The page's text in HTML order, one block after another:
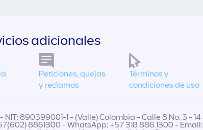
adicionales
Peticiones, quejas
y reclamos
Términos y
condiciones de uso
890399001-1 - (Valle) Colombia - Calle 8 No. 3 - 14
8861300 - WhatsApp: +57 318 886 1300 - Email: